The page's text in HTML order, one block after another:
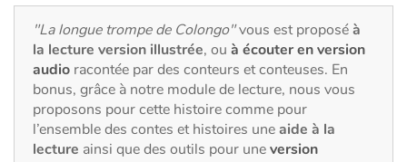
Voyage, épopée, enquête, aventure
Autour du monde
Apprentissage
"La longue trompe de Colongo"vous est proposéà
la lecture version illustrée, ou à écouter en version
audio racontée par des conteurs et conteuses. En
bonus, grâce à notre module de lecture, nous vous
proposons pour cette histoire comme pour
l’ensemble des contes et histoires uneaide à la
lecture ainsi que des outils pour uneversion